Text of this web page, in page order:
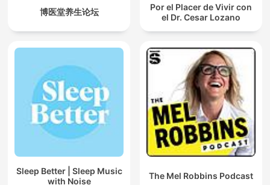
博医堂养生论坛
Por el Placer de Vivir con
el Dr. Cesar Lozano
Sleep Better | Sleep Music
with Noise
The Mel Robbins Podcast